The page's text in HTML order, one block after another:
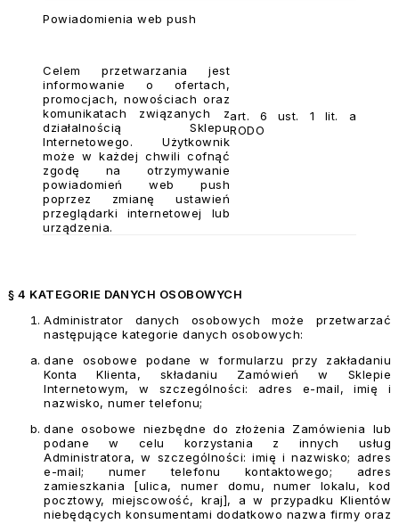
Powiadomienia web push
Celem przetwarzania jest
informowanie o ofertach,
promocjach, nowościach oraz
komunikatach związanych z
działalnością Sklepu
Internetowego. Użytkownik
może w każdej chwili cofnąć
zgodę na otrzymywanie
powiadomień web push
poprzez zmianę ustawień
przeglądarki internetowej lub
urządzenia.
art. 6 ust. 1 lit. a
RODO
§ 4 KATEGORIE DANYCH OSOBOWYCH
Administrator danych osobowych może przetwarzać
następujące kategorie danych osobowych:
dane osobowe podane w formularzu przy zakładaniu
Konta Klienta, składaniu Zamówień w Sklepie
Internetowym, w szczególności: adres e-mail, imię i
nazwisko, numer telefonu;
dane osobowe niezbędne do złożenia Zamówienia lub
podane w celu korzystania z innych usług
Administratora, w szczególności: imię i nazwisko; adres
e-mail; numer telefonu kontaktowego; adres
zamieszkania [ulica, numer domu, numer lokalu, kod
pocztowy, miejscowość, kraj], a w przypadku Klientów
niebędących konsumentami dodatkowo nazwa firmy oraz